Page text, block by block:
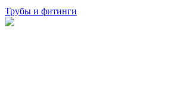
Трубы и фитинги